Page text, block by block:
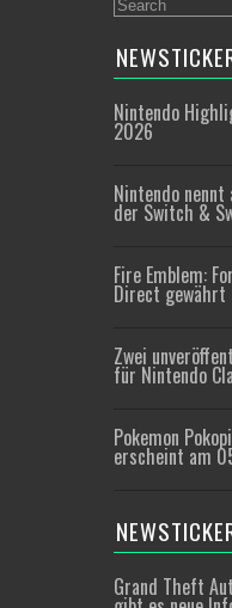
Nintendo
2026
Nintendo
der Switch &
Fire Emblem:
Direct gewährt
Zwei
für Nintendo
Pokemon
erscheint am
Grand Theft